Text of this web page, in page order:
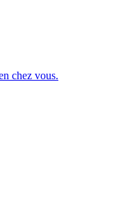
chez vous.